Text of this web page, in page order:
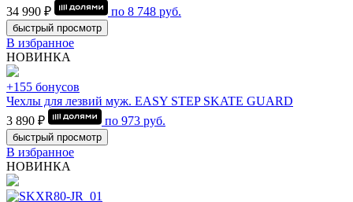
34 990 ₽
по 8 748 руб.
быстрый просмотр
В избранное
НОВИНКА
+155 бонусов
Чехлы для лезвий муж. EASY STEP SKATE GUARD
3 890 ₽
по 973 руб.
быстрый просмотр
В избранное
НОВИНКА